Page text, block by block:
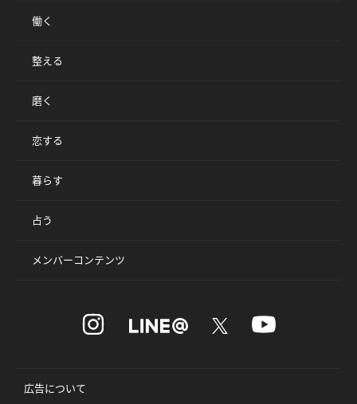
働く
整える
磨く
恋する
暮らす
占う
メンバーコンテンツ
広告について